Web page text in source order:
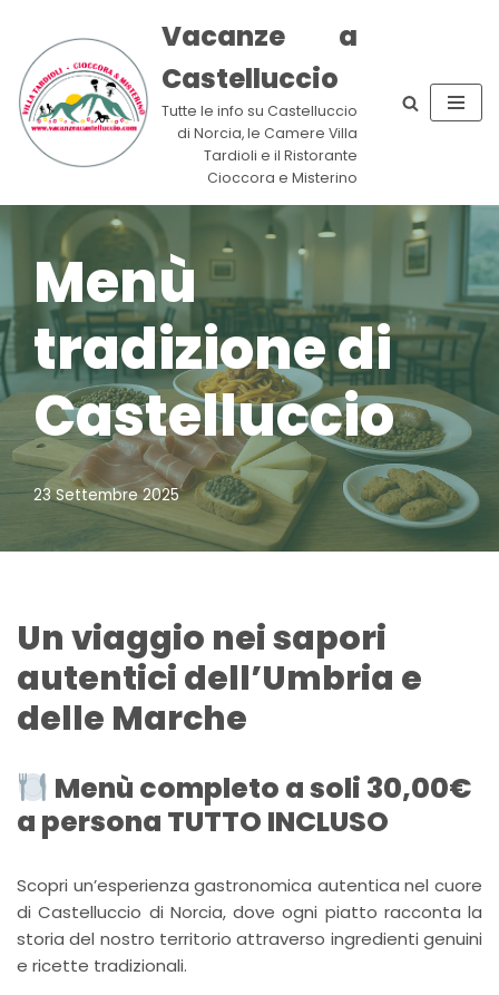
Vai
al
contenuto
Vacanze a
Castelluccio
Tutte le info su Castelluccio
di Norcia, le Camere Villa
Tardioli e il Ristorante
Cioccora e Misterino
Menù
tradizione di
Castelluccio
23 Settembre 2025
Un viaggio nei sapori
autentici dell’Umbria e
delle Marche
Menù completo a soli 30,00€
a persona TUTTO INCLUSO
Scopri un’esperienza gastronomica autentica nel cuore
di Castelluccio di Norcia, dove ogni piatto racconta la
storia del nostro territorio attraverso ingredienti genuini
e ricette tradizionali.